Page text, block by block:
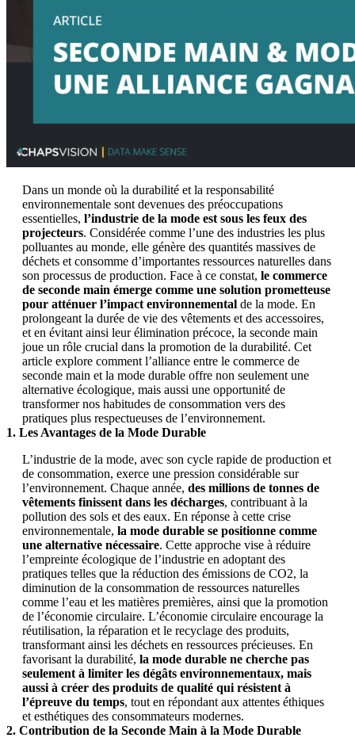
Dans un monde où la durabilité et la responsabilité
environnementale sont devenues des préoccupations
essentielles, l’industrie de la mode est sous les feux des
projecteurs. Considérée comme l’une des industries les plus
polluantes au monde, elle génère des quantités massives de
déchets et consomme d’importantes ressources naturelles dans
son processus de production. Face à ce constat, le commerce
de seconde main émerge comme une solution prometteuse
pour atténuer l’impact environnemental de la mode. En
prolongeant la durée de vie des vêtements et des accessoires,
et en évitant ainsi leur élimination précoce, la seconde main
joue un rôle crucial dans la promotion de la durabilité. Cet
article explore comment l’alliance entre le commerce de
seconde main et la mode durable offre non seulement une
alternative écologique, mais aussi une opportunité de
transformer nos habitudes de consommation vers des
pratiques plus respectueuses de l’environnement.
1. Les Avantages de la Mode Durable
L’industrie de la mode, avec son cycle rapide de production et
de consommation, exerce une pression considérable sur
l’environnement. Chaque année, des millions de tonnes de
vêtements finissent dans les décharges, contribuant à la
pollution des sols et des eaux. En réponse à cette crise
environnementale, la mode durable se positionne comme
une alternative nécessaire. Cette approche vise à réduire
l’empreinte écologique de l’industrie en adoptant des
pratiques telles que la réduction des émissions de CO2, la
diminution de la consommation de ressources naturelles
comme l’eau et les matières premières, ainsi que la promotion
de l’économie circulaire. L’économie circulaire encourage la
réutilisation, la réparation et le recyclage des produits,
transformant ainsi les déchets en ressources précieuses. En
favorisant la durabilité, la mode durable ne cherche pas
seulement à limiter les dégâts environnementaux, mais
aussi à créer des produits de qualité qui résistent à
l’épreuve du temps, tout en répondant aux attentes éthiques
et esthétiques des consommateurs modernes.
2. Contribution de la Seconde Main à la Mode Durable